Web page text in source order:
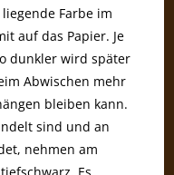
Farbe im
auf das Papier. Je
dunkler wird später
Abwischen mehr
bleiben kann.
sind und an
nehmen am